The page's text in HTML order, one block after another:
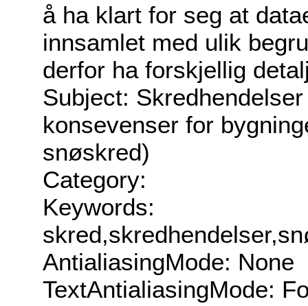
å ha klart for seg at
innsamlet med ulik
derfor ha forskjellig
Subject:
konsevenser for
snøskred)
Category:
Keywords:
AntialiasingMode: None
TextAntialiasingMode: